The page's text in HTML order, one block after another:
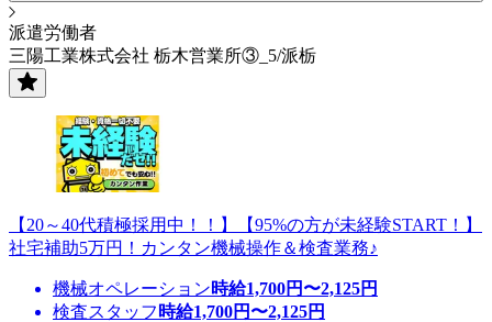
派遣労働者
三陽工業株式会社 栃木営業所③_5/派栃
【20～40代積極採用中！！】【95%の方が未経験START！】
社宅補助5万円！カンタン機械操作＆検査業務♪
機械オペレーション時給1,700円〜2,125円
検査スタッフ 時給1,700円〜2,125円